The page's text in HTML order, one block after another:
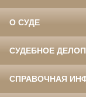
О СУДЕ
СУДЕБНОЕ
СПРАВОЧНАЯ